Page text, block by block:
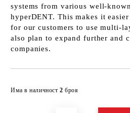
systems from various well-
hyperDENT. This makes it
for our customers to use multi-
also plan to expand further and
companies.
Има в наличност 2 броя